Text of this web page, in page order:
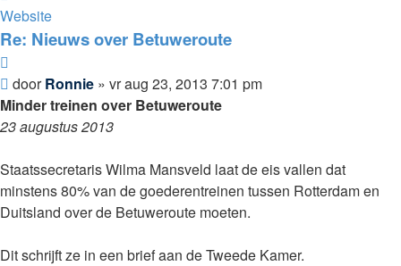
Ronnie
Website
Re: Nieuws over Betuweroute
Bericht
doorRonnie » vr aug 23, 2013 7:01 pm
Minder treinen over Betuweroute
23 augustus 2013
Staatssecretaris Wilma Mansveld laat de eis vallen dat
minstens 80% van de goederentreinen tussen Rotterdam en
Duitsland over de Betuweroute moeten.
Dit schrijft ze in een brief aan de Tweede Kamer.